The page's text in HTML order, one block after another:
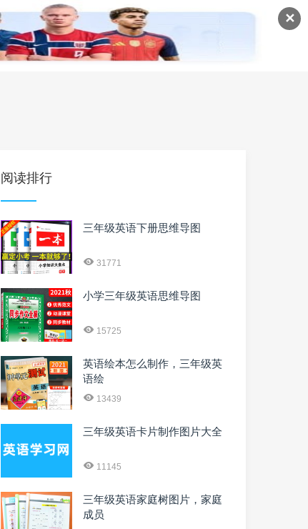
✕
英语课程 英语资料
阅读排行
三年级英语下册思维导图
31771
小学三年级英语思维导图
15725
英语绘本怎么制作，三年级英
语绘
13439
三年级英语卡片制作图片大全
11145
三年级英语家庭树图片，家庭
成员